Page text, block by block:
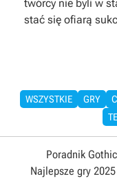
twórcy nie byli w
stać się ofiarą
WSZYSTKIE GRY
Poradnik
Najlepsze gry